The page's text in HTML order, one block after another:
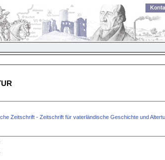
Zeitschrift - Zeitschrift für vaterländische Geschichte und